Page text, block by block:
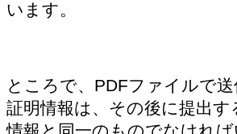
います。
ところで、PDFファイルで
証明情報は、その後に提出す
情報と同一のものでなけれ